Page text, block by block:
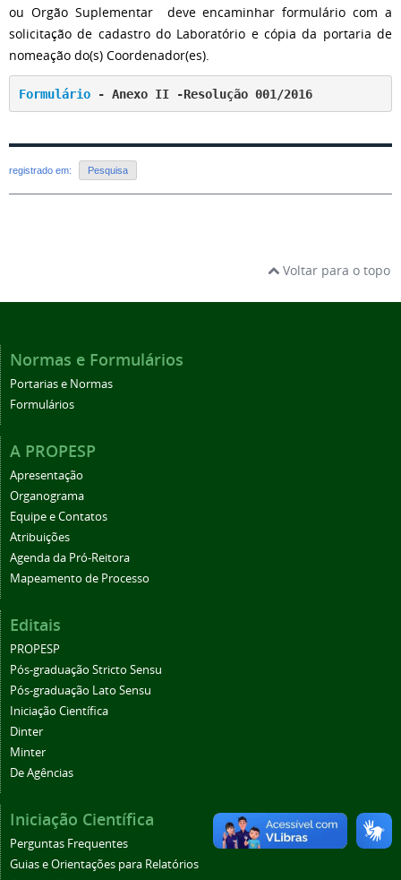
ou Orgão Suplementar deve encaminhar formulário com a
solicitação de cadastro do Laboratório e cópia da portaria de
nomeação do(s) Coordenador(es).
Formulário - Anexo II -Resolução 001/2016
registrado em: Pesquisa
Voltar para o topo
Normas e Formulários
Portarias e Normas
Formulários
A PROPESP
Apresentação
Organograma
Equipe e Contatos
Atribuições
Agenda da Pró-Reitora
Mapeamento de Processo
Editais
PROPESP
Pós-graduação Stricto Sensu
Pós-graduação Lato Sensu
Iniciação Científica
Dinter
Minter
De Agências
Iniciação Científica
Perguntas Frequentes
Guias e Orientações para Relatórios